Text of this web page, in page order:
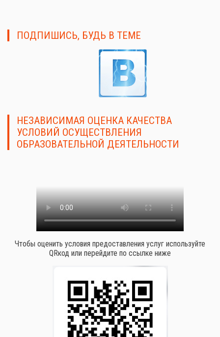
ПОДПИШИСЬ, БУДЬ В ТЕМЕ
НЕЗАВИСИМАЯ ОЦЕНКА КАЧЕСТВА
УСЛОВИЙ ОСУЩЕСТВЛЕНИЯ
ОБРАЗОВАТЕЛЬНОЙ ДЕЯТЕЛЬНОСТИ
Чтобы оценить условия предоставления услуг используйте
QRкод или перейдите по ссылке ниже